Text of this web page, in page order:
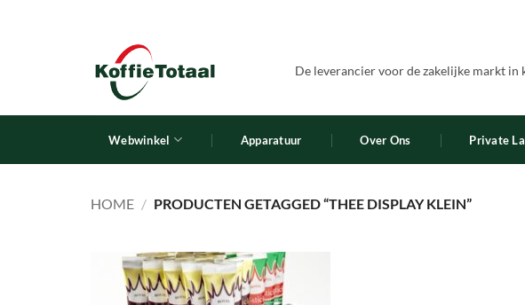
De leverancier voor de zakelijke markt in
Webwinkel Apparatuur Over Ons Private
HOME / PRODUCTEN GETAGGED “THEE DISPLAY KLEIN”